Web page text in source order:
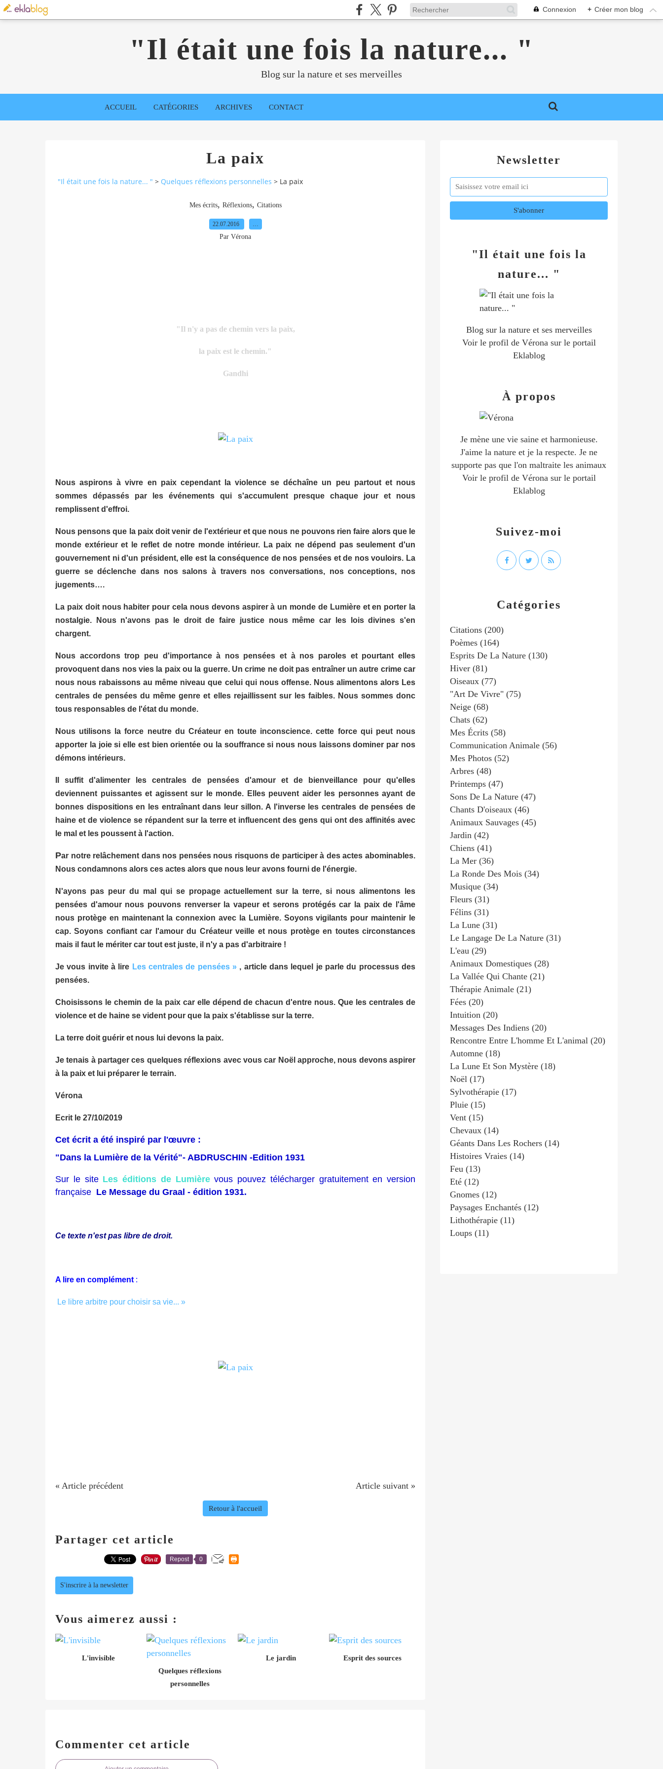
Connexion + Créer mon blog
"Il était une fois la nature... "
Blog sur la nature et ses merveilles
ACCUEIL CATÉGORIES ARCHIVES CONTACT
La paix
"Il était une fois la nature... " > Quelques réflexions personnelles > La paix
Mes écrits, Réflexions, Citations
22.07.2016
Par Vérona
"Il n'y a pas de chemin vers la paix,
la paix est le chemin."
Gandhi
Nous aspirons à vivre en paix cependant la violence se déchaîne un peu partout et nous
sommes dépassés par les événements qui s'accumulent presque chaque jour et nous
remplissent d'effroi.
Nous pensons que la paix doit venir de l'extérieur et que nous ne pouvons rien faire alors que le
monde extérieur et le reflet de notre monde intérieur. La paix ne dépend pas seulement d'un
gouvernement ni d'un président, elle est la conséquence de nos pensées et de nos vouloirs. La
guerre se déclenche dans nos salons à travers nos conversations, nos conceptions, nos
jugements….
La paix doit nous habiter pour cela nous devons aspirer à un monde de Lumière et en porter la
nostalgie. Nous n'avons pas le droit de faire justice nous même car les lois divines s'en
chargent.
Nous accordons trop peu d'importance à nos pensées et à nos paroles et pourtant elles
provoquent dans nos vies la paix ou la guerre. Un crime ne doit pas entraîner un autre crime car
nous nous rabaissons au même niveau que celui qui nous offense. Nous alimentons alors Les
centrales de pensées du même genre et elles rejaillissent sur les faibles. Nous sommes donc
tous responsables de l'état du monde.
Nous utilisons la force neutre du Créateur en toute inconscience. cette force qui peut nous
apporter la joie si elle est bien orientée ou la souffrance si nous nous laissons dominer par nos
démons intérieurs.
Il suffit d'alimenter les centrales de pensées d'amour et de bienveillance pour qu'elles
deviennent puissantes et agissent sur le monde. Elles peuvent aider les personnes ayant de
bonnes dispositions en les entraînant dans leur sillon. A l'inverse les centrales de pensées de
haine et de violence se répandent sur la terre et influencent des gens qui ont des affinités avec
le mal et les poussent à l'action.
Par notre relâchement dans nos pensées nous risquons de participer à des actes abominables.
Nous condamnons alors ces actes alors que nous leur avons fourni de l'énergie.
N'ayons pas peur du mal qui se propage actuellement sur la terre, si nous alimentons les
pensées d'amour nous pouvons renverser la vapeur et serons protégés car la paix de l'âme
nous protège en maintenant la connexion avec la Lumière. Soyons vigilants pour maintenir le
cap. Soyons confiant car l'amour du Créateur veille et nous protège en toutes circonstances
mais il faut le mériter car tout est juste, il n'y a pas d'arbitraire !
Je vous invite à lire Les centrales de pensées » , article dans lequel je parle du processus des
pensées.
Choisissons le chemin de la paix car elle dépend de chacun d'entre nous. Que les centrales de
violence et de haine se vident pour que la paix s'établisse sur la terre.
La terre doit guérir et nous lui devons la paix.
Je tenais à partager ces quelques réflexions avec vous car Noël approche, nous devons aspirer
à la paix et lui préparer le terrain.
Vérona
Ecrit le 27/10/2019
Cet écrit a été inspiré par l'œuvre :
"Dans la Lumière de la Vérité"- ABDRUSCHIN -Edition 1931
Sur le site Les éditions de Lumière vous pouvez télécharger gratuitement en version
française Le Message du Graal - édition 1931.
Ce texte n'est pas libre de droit.
A lire en complément :
Le libre arbitre pour choisir sa vie... »
« Article précédent Article suivant »
Retour à l'accueil
Partager cet article
Repost 0
S'inscrire à la newsletter
Vous aimerez aussi :
L'invisible
Quelques réflexions
personnelles
Le jardin Esprit des sources
Commenter cet article
Newsletter
Catégories
Citations (200)
Poèmes (164)
Esprits De La Nature (130)
Hiver (81)
Oiseaux (77)
"art De Vivre" (75)
Neige (68)
Chats (62)
Mes Écrits (58)
Communication Animale (56)
Mes Photos (52)
Arbres (48)
Printemps (47)
Sons De La Nature (47)
Chants D'oiseaux (46)
Animaux Sauvages (45)
Jardin (42)
Chiens (41)
La Mer (36)
La Ronde Des Mois (34)
Musique (34)
Fleurs (31)
Félins (31)
La Lune (31)
Le Langage De La Nature (31)
L'eau (29)
Animaux Domestiques (28)
La Vallée Qui Chante (21)
Thérapie Animale (21)
Fées (20)
Intuition (20)
Messages Des Indiens (20)
Rencontre Entre L'homme Et L'animal (20)
Automne (18)
La Lune Et Son Mystère (18)
Noël (17)
Sylvothérapie (17)
Pluie (15)
Vent (15)
Chevaux (14)
Géants Dans Les Rochers (14)
Histoires Vraies (14)
Feu (13)
Eté (12)
Gnomes (12)
Paysages Enchantés (12)
Lithothérapie (11)
Loups (11)
"Il était une fois la
nature... "
Blog sur la nature et ses merveilles
Voir le profil de Véronasur le portail
Eklablog
Suivez-moi
À propos
Je mène une vie saine et harmonieuse.
J'aime la nature et je la respecte. Je ne
supporte pas que l'on maltraite les animaux
Voir le profil de Véronasur le portail
Eklablog